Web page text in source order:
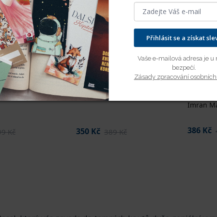
Kč
Hra na pravdu
Bonnie Kistler
350 Kč 389 Kč
Kam
Imran
386 Kč
typů souborů může mít vliv na vaši uživatelskou
také nebudeme schopni poskytnout vám nabídku na
Odmítnout vše Přijmout
Přihlásit se a získat
Vaše e-mailová adresa je u
bezpečí.
Zásady zpracování